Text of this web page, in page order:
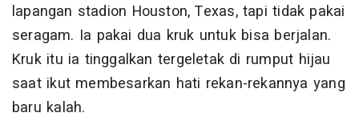
lapangan stadion Houston, Texas, tapi tidak pakai
seragam. Ia pakai dua kruk untuk bisa berjalan.
Kruk itu ia tinggalkan tergeletak di rumput hijau
saat ikut membesarkan hati rekan-rekannya yang
baru kalah.